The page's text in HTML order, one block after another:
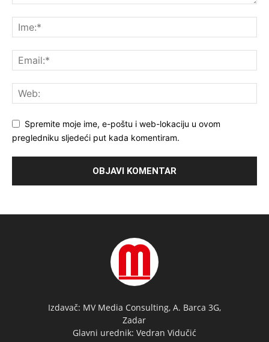
Spremite moje ime, e-poštu i web-lokaciju u ovom
pregledniku sljedeći put kada komentiram.
Izdavač: MV Media Consulting, A. Barca 3G,
Zadar
Glavni urednik: Vedran Vidučić